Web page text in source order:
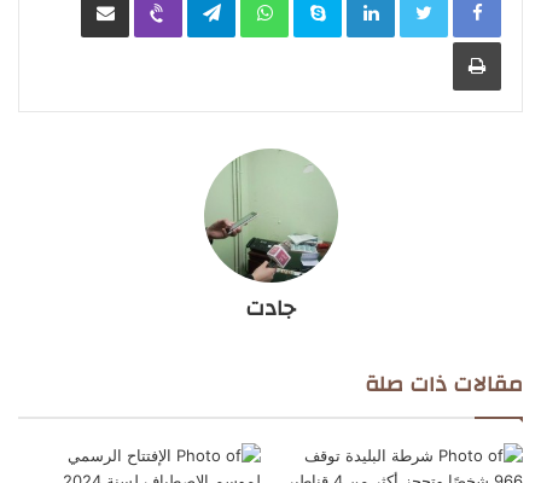
طباعة
جادت
مقالات ذات صلة